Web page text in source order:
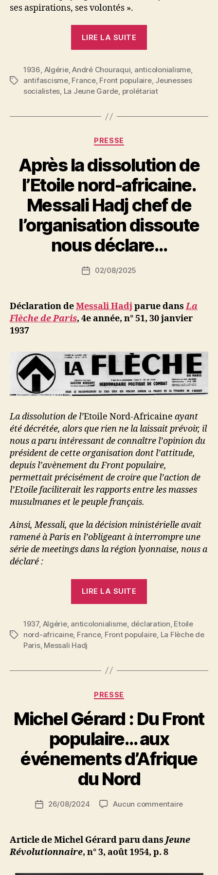
ses aspirations, ses volontés ».
LIRE LA SUITE
Autour
de
l’assassinat
Étiquettes
1936, Algérie,André Chouraqui, anticolonialisme,
antifascisme, France, Front populaire, Jeunesses
socialistes, La Jeune Garde, prolétariat
Catégories
PRESSE
Après la dissolution de
l’Etoile nord-africaine.
Messali Hadj chef de
l’organisation dissoute
nous déclare…
Auteur
de
P
a
r
S
N
ji
b
Date02/08/2025
Déclaration deMessali Hadj parue dansLa
Flèche de Paris, 4e année, n° 51, 30 janvier
1937
La dissolution de l’Etoile Nord-Africaine ayant
été décrétée, alors que rien ne la laissait prévoir, il
nous a paru intéressant de connaître l’opinion du
président de cette organisation dont l’attitude,
depuis l’avènement du Front populaire,
permettait précisément de croire que l’action de
l’Etoile faciliterait les rapports entre les masses
musulmanes et le peuple français.
Ainsi, Messali, que la décision ministérielle avait
ramené à Paris en l’obligeant à interrompre une
série de meetings dans la région lyonnaise, nous a
déclaré :
LIRE LA SUITE
de
l’Etoile
de
dissoute
nous
déclare… »
Étiquettes
1937, Algérie, anticolonialisme déclaration Etoile
nord-africaine, France, Front populaire La Flèche de
Paris, Messali Hadj
Catégories
PRESSE
Michel Gérard : Du Front
populaire… aux
événements d’Afrique
du Nord
a
S
N
ji
b
Date26/08/2024 Aucun commentairesur
:
Article de Michel Gérard paru dans Jeune
Révolutionnaire, n° 3, août 1954, p. 8